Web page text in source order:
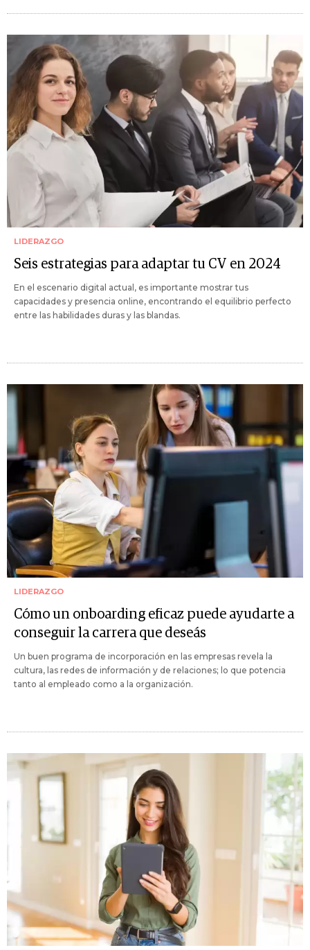
LIDERAZGO
Seis estrategias para adaptar tu CV en 2024
En el escenario digital actual, es importante mostrar tus
capacidades y presencia online, encontrando el equilibrio perfecto
entre las habilidades duras y las blandas.
LIDERAZGO
Cómo un onboarding eficaz puede ayudarte a
conseguir la carrera que deseás
Un buen programa de incorporación en las empresas revela la
cultura, las redes de información y de relaciones; lo que potencia
tanto al empleado como a la organización.